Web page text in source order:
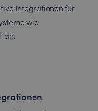
Integrationen für
wie
an.